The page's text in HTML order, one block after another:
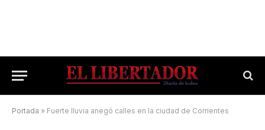
Portada » Fuerte lluvia anegó calles en la ciudad de Corrientes